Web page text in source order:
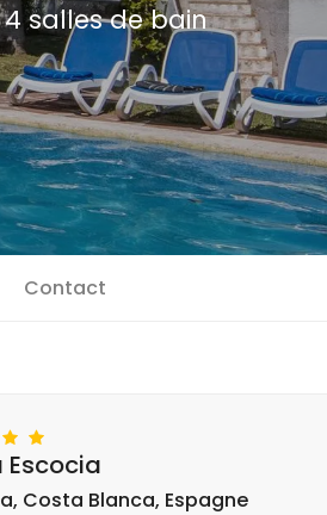
salles de bain
Contact
Escocia
Costa Blanca, Espagne